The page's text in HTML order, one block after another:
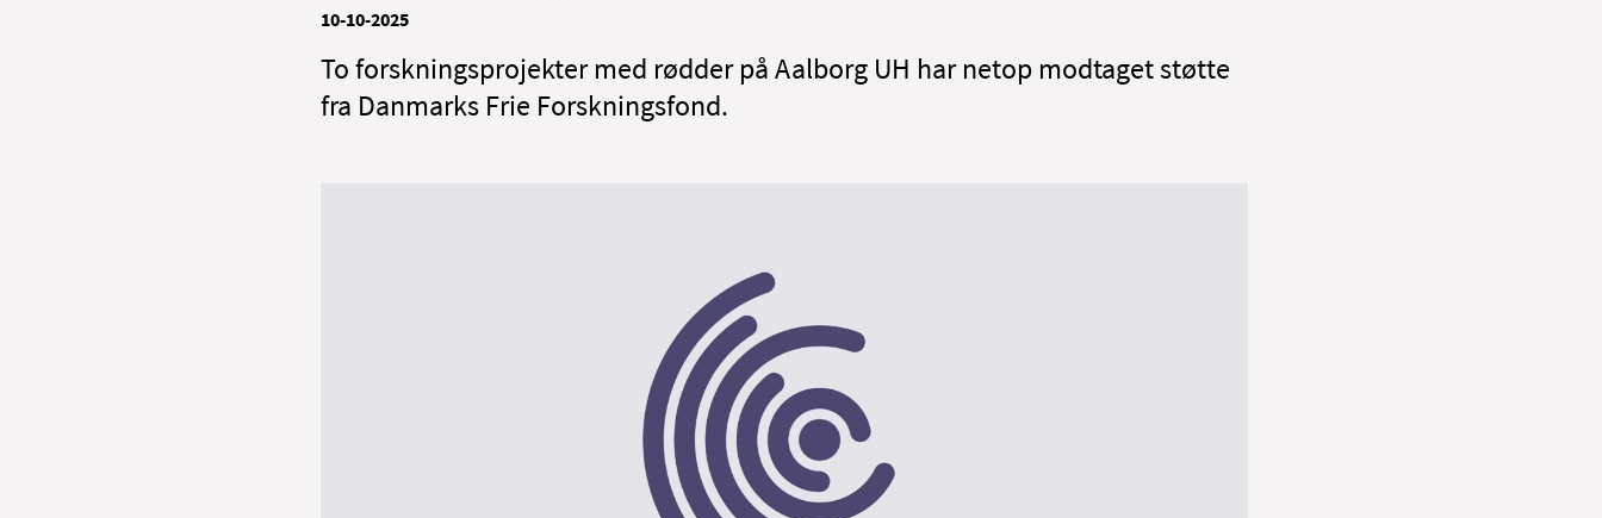
10-10-2025
To forskningsprojekter med rødder på Aalborg UH har netop modtaget støtte
fra Danmarks Frie Forskningsfond.